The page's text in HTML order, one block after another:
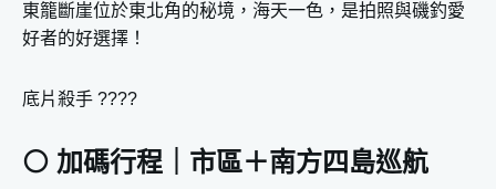
東籠斷崖位於東北角的秘境，海天一色，是拍照與磯釣愛
好者的好選擇！
底片殺手 ????
⚪️ 加碼行程｜市區＋南方四島巡航